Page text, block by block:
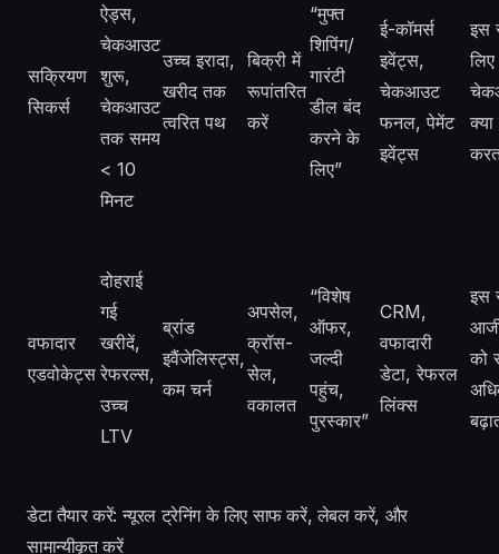
सक्रियण
सिकर्स
ऐड्स,
चेकआउट
शुरू,
चेकआउट
तक समय
< 10
मिनट
उच्च इरादा,
खरीद तक
त्वरित पथ
बिक्री में
रूपांतरित
करें
“मुफ्त
शिपिंग/
गारंटी
डील बंद
करने के
लिए”
ई-कॉमर्स
इवेंट्स,
चेकआउट
फनल, पेमेंट
इवेंट्स
इस
लिए
क्या
वफादार
एडवोकेट्स
दोहराई
गई
खरीदें,
रेफरल्स,
उच्च
LTV
ब्रांड
इवैंजेलिस्ट्स,
कम चर्न
अपसेल,
क्रॉस-
सेल,
वकालत
“विशेष
ऑफर,
जल्दी
पहुंच,
पुरस्कार”
CRM,
वफादारी
डेटा, रेफरल
लिंक्स
इस
को
डेटा तैयार करें: न्यूरल ट्रेनिंग के लिए साफ करें, लेबल करें, और
सामान्यीकृत करें